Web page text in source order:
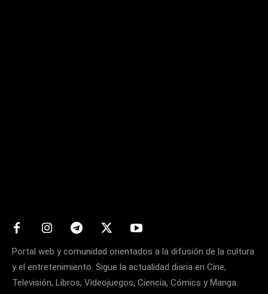
Portal web y comunidad orientados a la difusión de la cultura
y el entretenimiento. Sigue la actualidad diaria en Cine,
Televisión, Libros, Videojuegos, Ciencia, Cómics y Manga.